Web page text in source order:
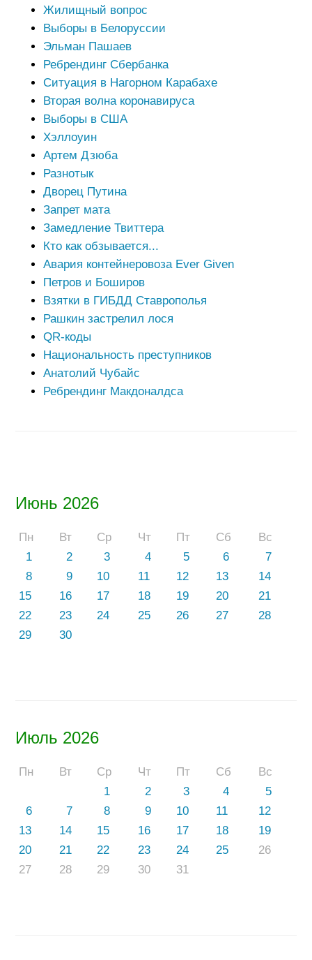
Июнь 2026
Пн Вт Ср Чт Пт Сб
Вс
1
2 3 4 5 6
7
8
9 10 11 12 13
14
15
16 17 18 19 20
21
22
23 24 25 26 27
28
29
30
Июль 2026
Пн Вт Ср Чт Пт Сб
Вс
1
2 3 4
5
6
7 8 9 10 11
12
13
14 15 16 17 18
19
20
21 22 23 24 25
26
27
28 29 30 31
Жилищный вопрос
Выборы в Белоруссии
Эльман Пашаев
Ребрендинг Сбербанка
Ситуация в Нагорном Карабахе
Вторая волна коронавируса
Выборы в США
Хэллоуин
Артем Дзюба
Разнотык
Дворец Путина
Запрет мата
Замедление Твиттера
Кто как обзывается...
Авария контейнеровоза Ever Given
Петров и Боширов
Взятки в ГИБДД Ставрополья
Рашкин застрелил лося
QR-коды
Национальность преступников
Анатолий Чубайс
Ребрендинг Макдоналдса